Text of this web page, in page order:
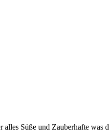
Süße und Zauberhafte